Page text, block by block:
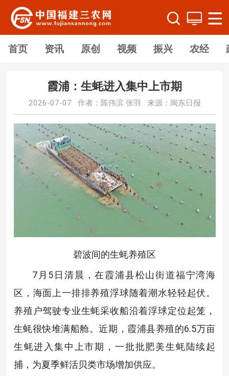
首页 资讯 原创 视频 振兴 农经
霞浦：生蚝进入集中上市期
2026-07-07 作者：陈伟滨 张羽 来源：闽东日报
碧波间的生蚝养殖区
7月5日清晨，在霞浦县松山街道福宁湾海
区，海面上一排排养殖浮球随着潮水轻轻起伏。
养殖户驾驶专业生蚝采收船沿着浮球定位起笼，
生蚝很快堆满船舱。近期，霞浦县养殖的6.5万亩
生蚝进入集中上市期，一批批肥美生蚝陆续起
捕，为夏季鲜活贝类市场增加供应。